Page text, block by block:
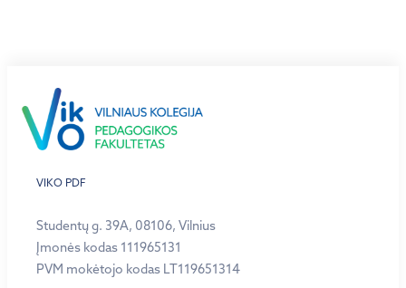
VIKO PDF
Studentų g. 39A, 08106, Vilnius
Įmonės kodas 111965131
PVM mokėtojo kodas LT119651314